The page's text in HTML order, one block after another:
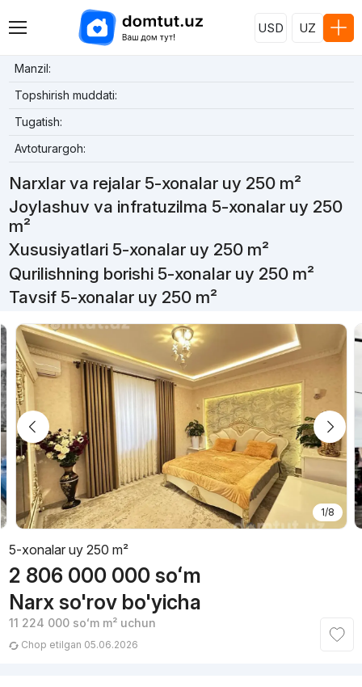
USD UZ
Manzil:
Topshirish muddati:
Tugatish:
Avtoturargoh:
Narxlar va rejalar 5-xonalar uy 250 m²
Joylashuv va infratuzilma 5-xonalar uy 250
m²
Xususiyatlari 5-xonalar uy 250 m²
Qurilishning borishi 5-xonalar uy 250 m²
Tavsif 5-xonalar uy 250 m²
1/8
5-xonalar uy 250 m²
2 806 000 000 soʻm
Narx so'rov bo'yicha
11 224 000 soʻmm² uchun
Chop etilgan 05.06.2026